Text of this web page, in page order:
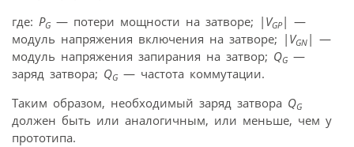
где: PG — потери мощности на затворе; | VGP| —
модуль напряжения включения на затворе; | VGN | —
модуль напряжения запирания на затвор; QG —
заряд затвора; QG — частота коммутации.
Таким образом, необходимый заряд затвора QG
должен быть или аналогичным, или меньше, чем у
прототипа.